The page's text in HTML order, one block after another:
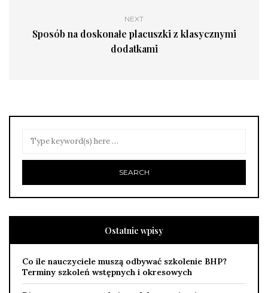
NEXT
Sposób na doskonałe placuszki z klasycznymi
dodatkami
Ostatnie wpisy
Co ile nauczyciele muszą odbywać szkolenie BHP?
Terminy szkoleń wstępnych i okresowych